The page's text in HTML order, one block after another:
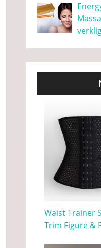
Waist Trainer
Trim Figure &